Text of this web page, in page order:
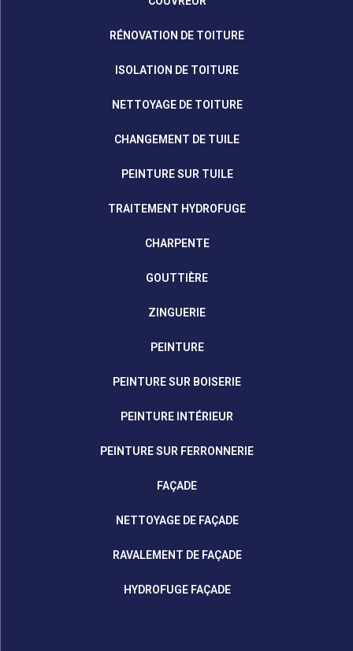
RÉNOVATION DE TOITURE
ISOLATION DE TOITURE
NETTOYAGE DE TOITURE
CHANGEMENT DE TUILE
PEINTURE SUR TUILE
TRAITEMENT HYDROFUGE
CHARPENTE
GOUTTIÈRE
ZINGUERIE
PEINTURE
PEINTURE SUR BOISERIE
PEINTURE INTÉRIEUR
PEINTURE SUR FERRONNERIE
FAÇADE
NETTOYAGE DE FAÇADE
RAVALEMENT DE FAÇADE
HYDROFUGE FAÇADE